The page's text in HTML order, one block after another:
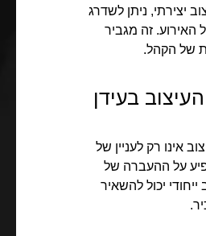
יצירתי, ניתן לשדרג
האירוע. זה מגביר
של הקהל.
בעידן
אינו רק לעניין של
על ההעברה של
יכול להשאיר